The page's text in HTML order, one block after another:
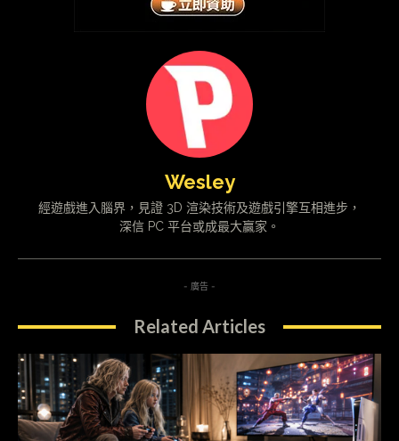
Wesley
經遊戲進入腦界，見證 3D 渲染技術及遊戲引擎互相進步，
深信 PC 平台或成最大贏家。
- 廣告 -
Related Articles